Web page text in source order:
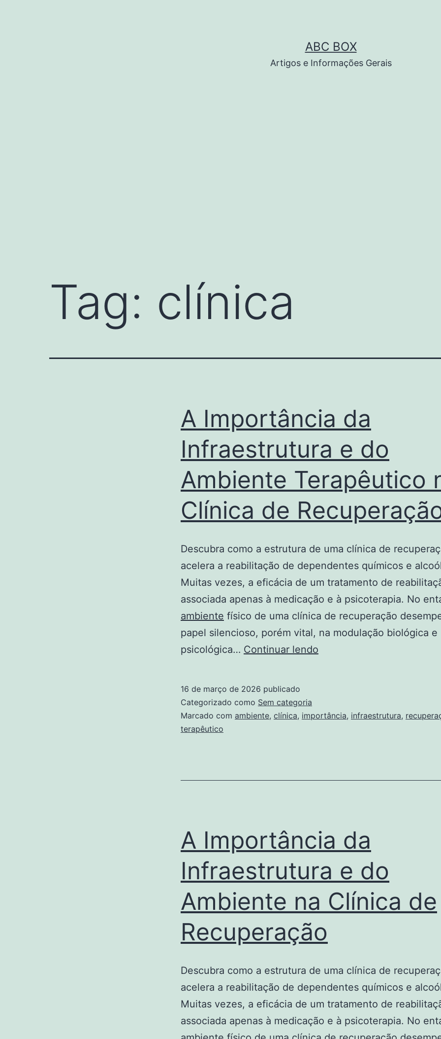
ABC BOX
Artigos e Informações Gerais
Tag: clínica
A Importância da
Infraestrutura e do
Ambiente Terapêutico
Clínica de
Descubra como a estrutura de uma clínica de
acelera a reabilitação de dependentes químicos e
Muitas vezes, a eficácia de um tratamento de
associada apenas à medicação e à psicoterapia. No
ambiente físico de uma clínica de recuperação
papel silencioso, porém vital, na modulação biológica e
psicológica… Continuar lendo
e
na
Recuperação
16 de março de 2026 publicado
Categorizado como Sem categoria
Marcado com ambiente, clínica, importância, infraestrutura,
terapêutico
A Importância da
Infraestrutura e do
Ambiente na Clínica de
Recuperação
Descubra como a estrutura de uma clínica de
acelera a reabilitação de dependentes químicos e
Muitas vezes, a eficácia de um tratamento de
associada apenas à medicação e à psicoterapia. No